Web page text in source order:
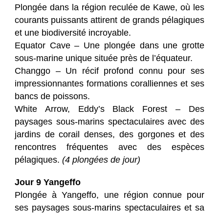
Plongée dans la région reculée de Kawe, où les
courants puissants attirent de grands pélagiques
et une biodiversité incroyable.
Equator Cave – Une plongée dans une grotte
sous-marine unique située près de l’équateur.
Changgo – Un récif profond connu pour ses
impressionnantes formations coralliennes et ses
bancs de poissons.
White Arrow, Eddy’s Black Forest – Des
paysages sous-marins spectaculaires avec des
jardins de corail denses, des gorgones et des
rencontres fréquentes avec des espèces
pélagiques. (4 plongées de jour)
Jour 9 Yangeffo
Plongée à Yangeffo, une région connue pour
ses paysages sous-marins spectaculaires et sa